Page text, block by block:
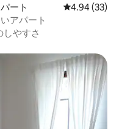
ート レビュー33
4.94 (33)
アパート
しやすさ